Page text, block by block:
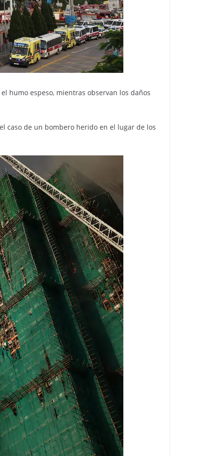
humo espeso, mientras observan los daños
caso de un bombero herido en el lugar de los